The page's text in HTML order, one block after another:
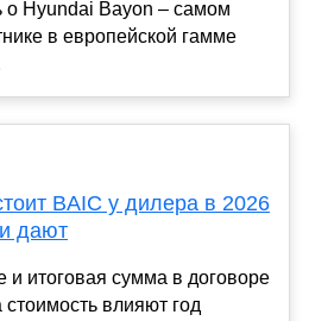
о Hyundai Bayon – самом
в европейской гамме
BAIC у дилера в 2026
дают
и итоговая сумма в договоре
стоимость влияют год